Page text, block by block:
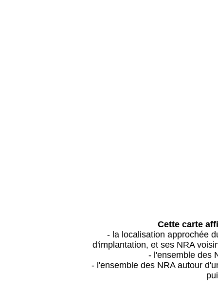
Cette carte
- la localisation approchée
d'implantation, et ses NRA
- l'ensemble des
- l'ensemble des NRA autour